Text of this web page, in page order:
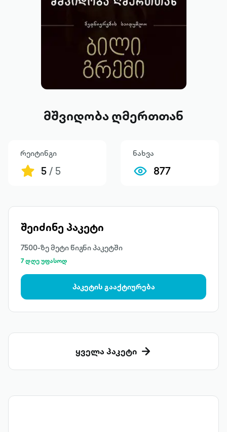
მშვიდობა ღმერთთან
რეიტინგი
5/ 5
ნახვა
877
შეიძინე პაკეტი
7500-ზე მეტი წიგნი პაკეტში
7 დღე უფასოდ
პაკეტის გააქტიურება
ყველა პაკეტი